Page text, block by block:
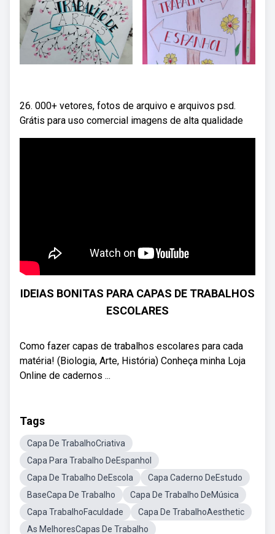
26. 000+ vetores, fotos de arquivo e arquivos psd.
Grátis para uso comercial imagens de alta qualidade
IDEIAS BONITAS PARA CAPAS DE TRABALHOS
ESCOLARES
Como fazer capas de trabalhos escolares para cada
matéria! (Biologia, Arte, História) Conheça minha Loja
Online de cadernos ...
Tags
Capa De TrabalhoCriativa
Capa Para Trabalho DeEspanhol
Capa De Trabalho DeEscola
Capa Caderno DeEstudo
BaseCapa De Trabalho
Capa De Trabalho DeMúsica
Capa TrabalhoFaculdade
Capa De TrabalhoAesthetic
As MelhoresCapas De Trabalho